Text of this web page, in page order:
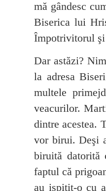
mă gândesc
Biserica lui
Împotrivitorul
Dar astăzi?
la adresa
multele
veacurilor.
dintre acestea.
vor birui. Deşi
biruită datorită
faptul că
au ispitit-o cu